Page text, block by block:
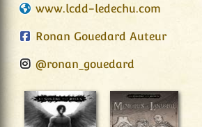
www.lcdd-ledechu.com
Ronan Gouedard Auteur
@ronan_gouedard